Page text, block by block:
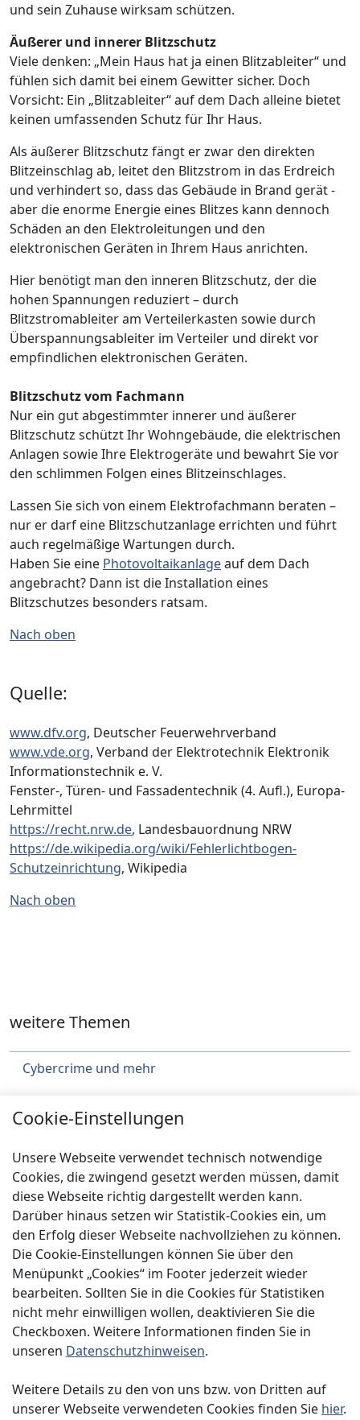
und sein Zuhause wirksam schützen.
Äußerer und innerer Blitzschutz
Viele denken: „Mein Haus hat ja einen Blitzableiter“ und
fühlen sich damit bei einem Gewitter sicher. Doch
Vorsicht: Ein „Blitzableiter“ auf dem Dach alleine bietet
keinen umfassenden Schutz für Ihr Haus.
Als äußerer Blitzschutz fängt er zwar den direkten
Blitzeinschlag ab, leitet den Blitzstrom in das Erdreich
und verhindert so, dass das Gebäude in Brand gerät -
aber die enorme Energie eines Blitzes kann dennoch
Schäden an den Elektroleitungen und den
elektronischen Geräten in Ihrem Haus anrichten.
Hier benötigt man den inneren Blitzschutz, der die
hohen Spannungen reduziert – durch
Blitzstromableiter am Verteilerkasten sowie durch
Überspannungsableiter im Verteiler und direkt vor
empfindlichen elektronischen Geräten.
Blitzschutz vom Fachmann
Nur ein gut abgestimmter innerer und äußerer
Blitzschutz schützt Ihr Wohngebäude, die elektrischen
Anlagen sowie Ihre Elektrogeräte und bewahrt Sie vor
den schlimmen Folgen eines Blitzeinschlages.
Lassen Sie sich von einem Elektrofachmann beraten –
nur er darf eine Blitzschutzanlage errichten und führt
auch regelmäßige Wartungen durch.
Haben Sie eine Photovoltaikanlageauf dem Dach
angebracht? Dann ist die Installation eines
Blitzschutzes besonders ratsam.
Nach oben
Quelle:
www.dfv.org, Deutscher Feuerwehrverband
www.vde.org, Verband der Elektrotechnik Elektronik
Informationstechnik e. V.
Fenster-, Türen- und Fassadentechnik (4. Aufl.), Europa-
Lehrmittel
https://recht.nrw.de, Landesbauordnung NRW
https://de.wikipedia.org/wiki/Fehlerlichtbogen-
Schutzeinrichtung, Wikipedia
Nach oben
weitere Themen
Cybercrime und mehr
Über uns
Service
Spenden
Impressum
Kontakt
Cookie-Einstellungen
Unsere Webseite verwendet technisch notwendige
Cookies, die zwingend gesetzt werden müssen, damit
diese Webseite richtig dargestellt werden kann.
Darüber hinaus setzen wir Statistik-Cookies ein, um
den Erfolg dieser Webseite nachvollziehen zu können.
Die Cookie-Einstellungen können Sie über den
Menüpunkt „Cookies“ im Footer jederzeit wieder
bearbeiten. Sollten Sie in die Cookies für Statistiken
nicht mehr einwilligen wollen, deaktivieren Sie die
Checkboxen. Weitere Informationen finden Sie in
unseren Datenschutzhinweisen.
Weitere Details zu den von uns bzw. von Dritten auf
unserer Webseite verwendeten Cookies finden Sie hier.